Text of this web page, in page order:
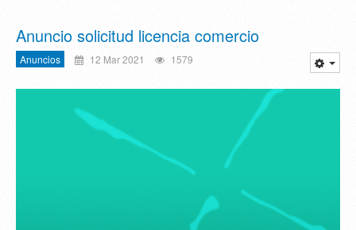
Anuncio solicitud licencia comercio
Anuncios 12 Mar 2021 1579